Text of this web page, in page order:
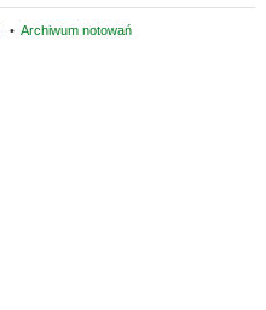
• Archiwum notowań